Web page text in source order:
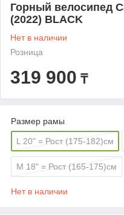
Горный велосипед
(2022) BLACK
Нет в наличии
Розница
319 900 ₸
Размер рамы
L 20" = Рост (175-182)см
M 18" = Рост (165-175)см
Нет в наличии